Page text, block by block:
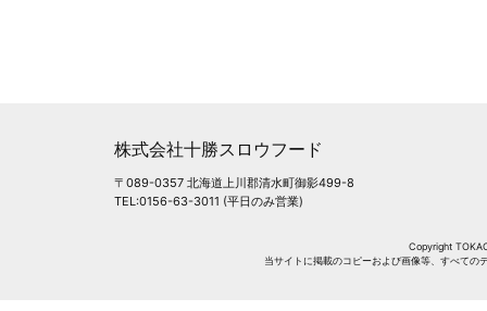
株式会社十勝スロウフード
〒089-0357 北海道上川郡清水町御影499-8
TEL:0156-63-3011 (平日のみ営業)
Copyright
当サイトに掲載のコピーおよび画像等、すべての